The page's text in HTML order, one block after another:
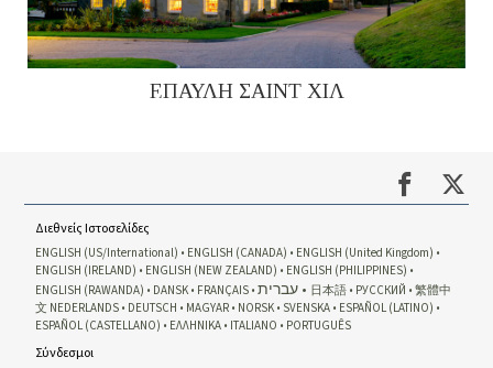
ΕΠΑΥΛΗ ΣΑΙΝΤ ΧΙΛ
Διεθνείς Ιστοσελίδες
ENGLISH (US/International) ENGLISH (CANADA)
ENGLISH (United Kingdom)
ENGLISH (IRELAND)
ENGLISH (NEW ZEALAND)
ENGLISH (PHILIPPINES)
ENGLISH (RAWANDA)
DANSK FRANÇAIS עברית 日本語 РУССКИЙ
繁體中
文 NEDERLANDS DEUTSCH MAGYAR NORSK SVENSKA ESPAÑOL (LATINO)
ESPAÑOL (CASTELLANO)
ΕΛΛΗΝΙΚA ITALIANO PORTUGUÊS
Σύνδεσμοι